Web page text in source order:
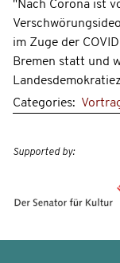
"Nach Corona ist
im Zuge der
Bremen statt und
Categories:
Supported by: